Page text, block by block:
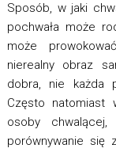
Sposób, w jaki
pochwała może
może
nierealny obraz
dobra, nie każda
Często natomiast
osoby chwalącej,
porównywanie się